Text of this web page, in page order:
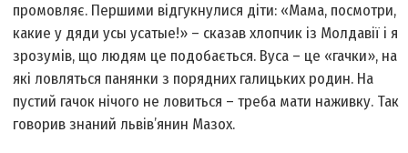
промовляє. Першими відгукнулися діти: «Мама, посмотри,
какие у дяди усы усатые!» – сказав хлопчик із Молдавії і я
зрозумів, що людям це подобається. Вуса – це «гачки», на
які ловляться панянки з порядних галицьких родин. На
пустий гачок нічого не ловиться – треба мати наживку. Так
говорив знаний львів’янин Мазох.